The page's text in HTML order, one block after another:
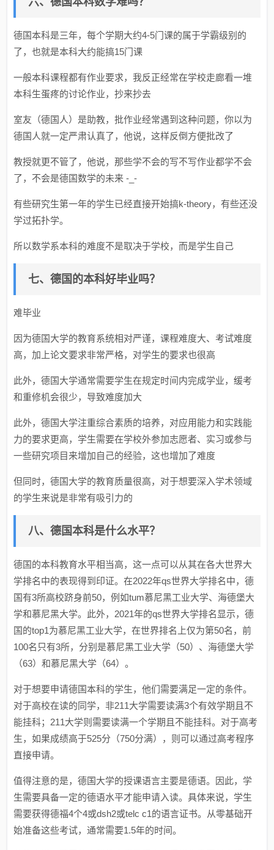
德国本科是三年，每个学期大约4-5门课的属于学霸级别的
了，也就是本科大约能搞15门课
一般本科课程都有作业要求，我反正经常在学校走廊看一堆
本科生蛋疼的讨论作业，抄来抄去
室友（德国人）是助教，批作业经常遇到这种问题，你以为
德国人就一定严肃认真了，他说，这样反倒方便批改了
教授就更不管了，他说，那些学不会的写不写作业都学不会
了，不会是德国数学的未来 -_-
有些研究生第一年的学生已经直接开始搞k-theory，有些还没
学过拓扑学。
所以数学系本科的难度不是取决于学校，而是学生自己
七、德国的本科好毕业吗？
难毕业
因为德国大学的教育系统相对严谨，课程难度大、考试难度
高，加上论文要求非常严格，对学生的要求也很高
此外，德国大学通常需要学生在规定时间内完成学业，缓考
和重修机会很少，导致难度加大
此外，德国大学注重综合素质的培养，对应用能力和实践能
力的要求更高，学生需要在学校外参加志愿者、实习或参与
一些研究项目来增加自己的经验，这也增加了难度
但同时，德国大学的教育质量很高，对于想要深入学术领域
的学生来说是非常有吸引力的
八、德国本科是什么水平？
德国的本科教育水平相当高，这一点可以从其在各大世界大
学排名中的表现得到印证。在2022年qs世界大学排名中，德
国有3所高校跻身前50，例如tum慕尼黑工业大学、海德堡大
学和慕尼黑大学。此外，2021年的qs世界大学排名显示，德
国的top1为慕尼黑工业大学，在世界排名上仅为第50名，前
100名只有3所，分别是慕尼黑工业大学（50）、海德堡大学
（63）和慕尼黑大学（64）。
对于想要申请德国本科的学生，他们需要满足一定的条件。
对于高校在读的同学，非211大学需要读满3个有效学期且不
能挂科；211大学则需要读满一个学期且不能挂科。对于高考
生，如果成绩高于525分（750分满），则可以通过高考程序
直接申请。
值得注意的是，德国大学的授课语言主要是德语。因此，学
生需要具备一定的德语水平才能申请入读。具体来说，学生
需要获得德福4个4或dsh2或telc c1的语言证书。从零基础开
始准备这些考试，通常需要1.5年的时间。